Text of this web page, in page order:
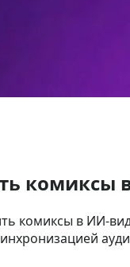
комиксы
комиксы в ИИ-